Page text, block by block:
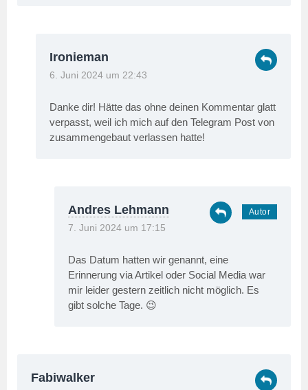
Ironieman
6. Juni 2024 um 22:43
Danke dir! Hätte das ohne deinen Kommentar glatt
verpasst, weil ich mich auf den Telegram Post von
zusammengebaut verlassen hatte!
Andres Lehmann
7. Juni 2024 um 17:15
Das Datum hatten wir genannt, eine
Erinnerung via Artikel oder Social Media war
mir leider gestern zeitlich nicht möglich. Es
gibt solche Tage. 😉
Fabiwalker